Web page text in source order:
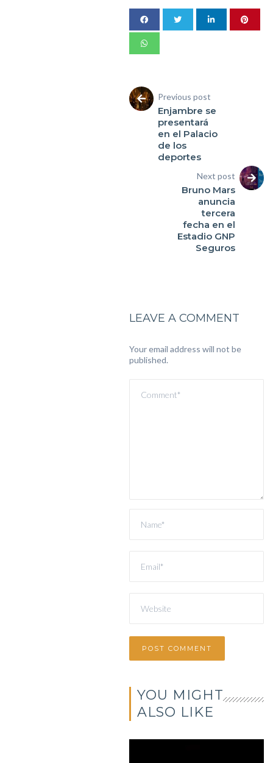
Previous post
Enjambre se
presentará
en el Palacio
de los
deportes
Next post
Bruno Mars
anuncia
tercera
fecha en el
Estadio GNP
Seguros
LEAVE A COMMENT
Your email address will not be
published.
YOU MIGHT
ALSO LIKE